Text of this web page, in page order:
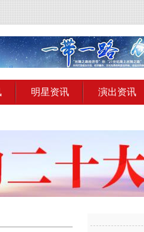
明星资讯 演出资讯